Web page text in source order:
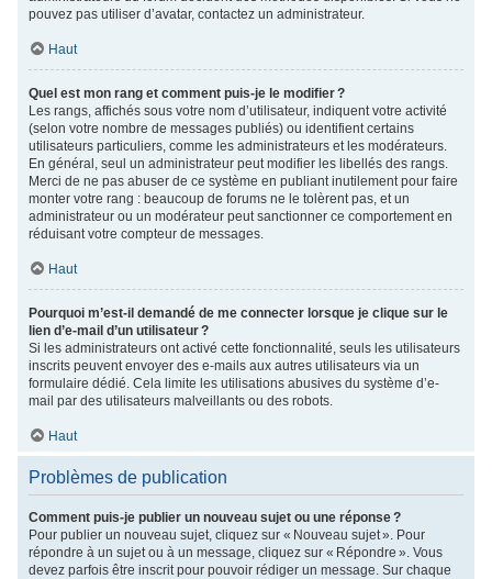
pouvez pas utiliser d’avatar, contactez un administrateur.
Haut
Quel est mon rang et comment puis-je le modifier ?
Les rangs, affichés sous votre nom d’utilisateur, indiquent votre activité
(selon votre nombre de messages publiés) ou identifient certains
utilisateurs particuliers, comme les administrateurs et les modérateurs.
En général, seul un administrateur peut modifier les libellés des rangs.
Merci de ne pas abuser de ce système en publiant inutilement pour faire
monter votre rang : beaucoup de forums ne le tolèrent pas, et un
administrateur ou un modérateur peut sanctionner ce comportement en
réduisant votre compteur de messages.
Haut
Pourquoi m’est-il demandé de me connecter lorsque je clique sur le
lien d’e-mail d’un utilisateur ?
Si les administrateurs ont activé cette fonctionnalité, seuls les utilisateurs
inscrits peuvent envoyer des e-mails aux autres utilisateurs via un
formulaire dédié. Cela limite les utilisations abusives du système d’e-
mail par des utilisateurs malveillants ou des robots.
Haut
Problèmes de publication
Comment puis-je publier un nouveau sujet ou une réponse ?
Pour publier un nouveau sujet, cliquez sur « Nouveau sujet ». Pour
répondre à un sujet ou à un message, cliquez sur « Répondre ». Vous
devez parfois être inscrit pour pouvoir rédiger un message. Sur chaque